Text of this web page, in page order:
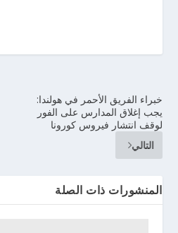
خبراء الفريق الأحمر في هولندا:
يجب إغلاق المدارس على الفور
لوقف انتشار فيروس كورونا
التالي
المنشورات ذات الصلة